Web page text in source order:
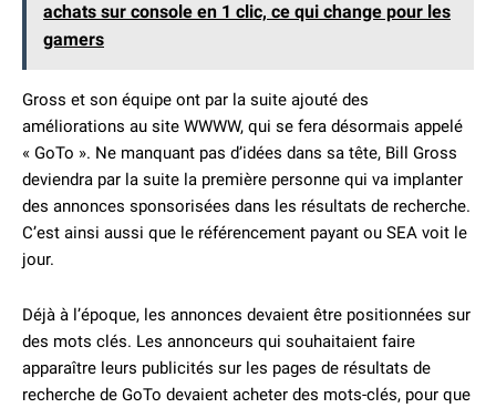
achats sur console en 1 clic, ce qui change pour les
gamers
Gross et son équipe ont par la suite ajouté des
améliorations au site WWWW, qui se fera désormais appelé
« GoTo ». Ne manquant pas d’idées dans sa tête, Bill Gross
deviendra par la suite la première personne qui va implanter
des annonces sponsorisées dans les résultats de recherche.
C’est ainsi aussi que le référencement payant ou SEA voit le
jour.
Déjà à l’époque, les annonces devaient être positionnées sur
des mots clés. Les annonceurs qui souhaitaient faire
apparaître leurs publicités sur les pages de résultats de
recherche de GoTo devaient acheter des mots-clés, pour que